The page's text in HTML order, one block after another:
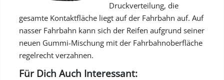
Druckverteilung, die
gesamte Kontaktfläche liegt auf der Fahrbahn auf. Auf
nasser Fahrbahn kann sich der Reifen aufgrund seiner
neuen Gummi-Mischung mit der Fahrbahnoberfläche
regelrecht verzahnen.
Für Dich Auch Interessant: